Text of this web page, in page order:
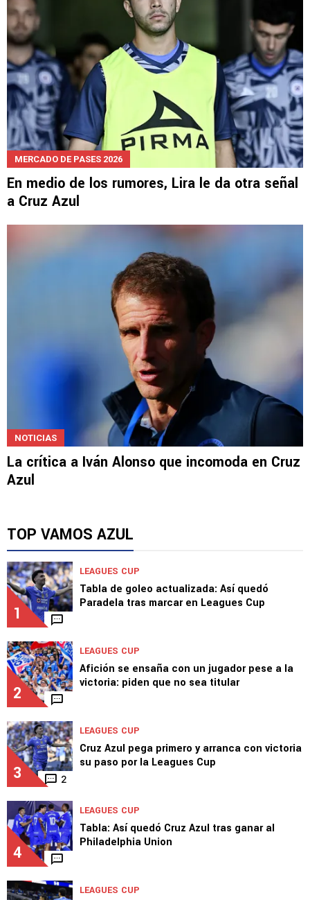
MERCADO DE PASES 2026
En medio de los rumores, Lira le da otra señal
a Cruz Azul
NOTICIAS
La crítica a Iván Alonso que incomoda en Cruz
Azul
TOP VAMOS AZUL
1
LEAGUES CUP
Tabla de goleo actualizada: Así quedó
Paradela tras marcar en Leagues Cup
2
LEAGUES CUP
Afición se ensaña con un jugador pese a la
victoria: piden que no sea titular
3 2
LEAGUES CUP
Cruz Azul pega primero y arranca con victoria
su paso por la Leagues Cup
4
LEAGUES CUP
Tabla: Así quedó Cruz Azul tras ganar al
Philadelphia Union
LEAGUES CUP